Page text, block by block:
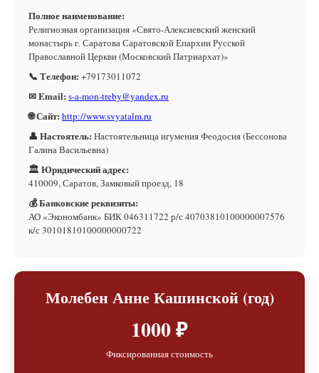
Полное наименование:
Религиозная организация «Свято-Алексиевский женский
монастырь г. Саратова Саратовской Епархии Русской
Православной Церкви (Московский Патриархат)»
📞 Телефон: +79173011072
✉ Email: s-a-mon-treby@yandex.ru
🌐 Сайт: http://www.svyatalm.ru
👤 Настоятель: Настоятельница игумения Феодосия (Бессонова
Галина Васильевна)
🏛 Юридический адрес:
410009, Саратов, Замковый проезд, 18
💰 Банковские реквизиты:
АО «Экономбанк» БИК 046311722 р/с 40703810100000007576
к/с 30101810100000000722
Молебен Анне Кашинской (год)
1000 ₽
Фиксированная стоимость